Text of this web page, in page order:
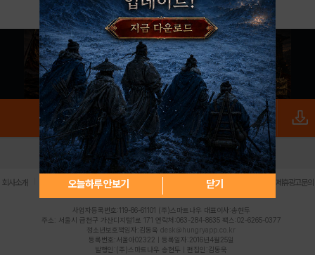
오늘하루 안보기 닫기
로그인 PC버전 전체앱
회사소개 | 개인정보 처리방침 불법촬영물 신고센터 제휴광고문의
사업자등록번호:119-86-61101 (주)스마트나우 대표이사:송현두
주소: 서울시 금천구 가산디지털1로 171 연락처:063-284-8635 팩스:02-6265-0377
청소년보호책임자:김동욱 desk@hungryapp.co.kr
등록번호:서울아02322 | 등록일자:2016년4월25일
발행인:(주)스마트나우 송현두 | 편집인:김동욱